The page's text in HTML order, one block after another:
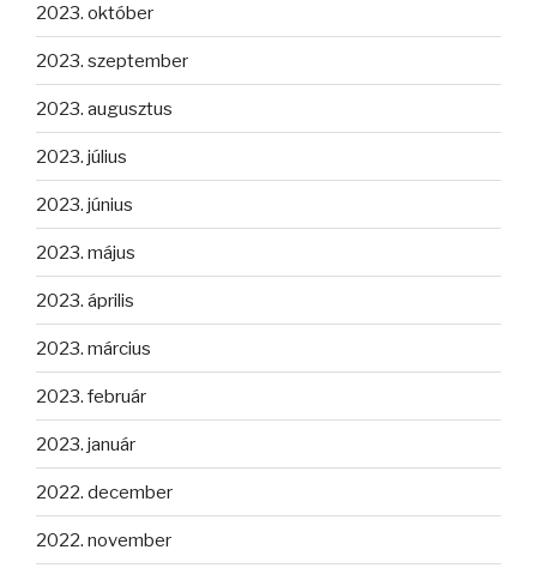
2023. október
2023. szeptember
2023. augusztus
2023. július
2023. június
2023. május
2023. április
2023. március
2023. február
2023. január
2022. december
2022. november